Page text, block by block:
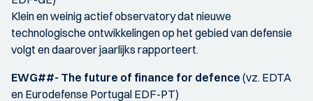
Klein en weinig actief observatory dat nieuwe
technologische ontwikkelingen op het gebied van defensie
volgt en daarover jaarlijks rapporteert.
EWG##- The future of finance for defence (vz. EDTA
en Eurodefense Portugal EDF-PT)